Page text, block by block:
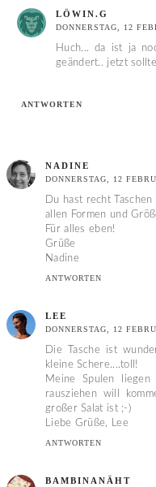
LÖWIN.G
DONNERSTAG, 12
Huch... da ist ja
geändert.. jetzt
ANTWORTEN
NADINE
DONNERSTAG, 12
Du hast recht
allen Formen und
Für alles eben!
Grüße
Nadine
ANTWORTEN
LEE
DONNERSTAG, 12
Die Tasche ist
kleine Schere....toll!
Meine Spulen
rausziehen will
großer Salat ist ;-)
Liebe Grüße, Lee
ANTWORTEN
BAMBINANÄHT